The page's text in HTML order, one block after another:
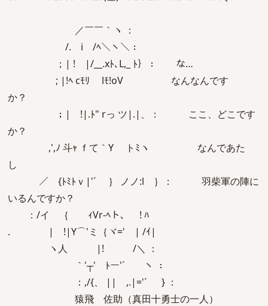
／￣￣｀ヽ ：
/. i /ﾍ＼ヽ＼：
；| ! |/__.xﾄ､L,_ ﾄ｝： な…
; |!ﾍ cﾓﾘ lﾓ!oV なんなんです
か？
；| !|.ﾄ" rっ ツ|.|、： ここ、どこです
か？
,',ﾉ 斗ｬ ｆて｀Y トﾐヽ なんであた
し
／ {ﾄﾐﾄｖ|'´ゝ ｝ ノノ:l ｝： 羽柴軍の陣に
いるんですか？
：/イ ｛ ゝｨVr-ﾍト、 ! ﾊ
. | !|Y⌒'ミ｛ヾ=' | /ｲ|
ヽ人 |! /＼ ：
｀'┬' ﾄー'´ ヽ ：
：,/{、 || ,.|='´ } ：
猿飛 佐助（真田十勇士の一人）